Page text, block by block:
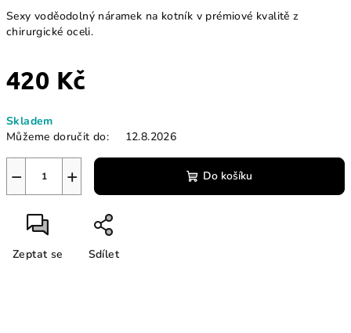
Sexy voděodolný náramek na kotník v prémiové kvalitě z
chirurgické oceli.
420 Kč
cena:
Skladem
Můžeme doručit do:
12.8.2026
+
− Do košíku
Zeptat se Sdílet